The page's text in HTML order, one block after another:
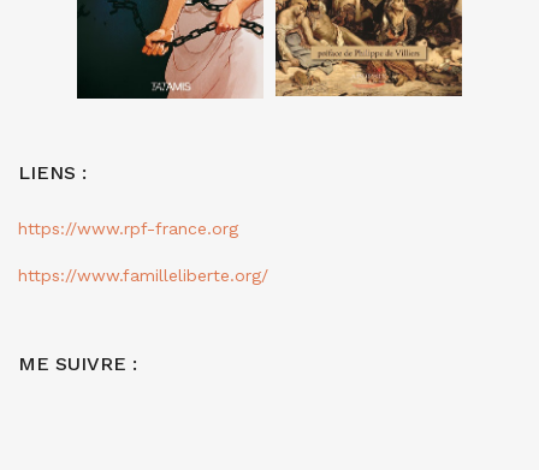
LIENS :
https://www.rpf-france.org
https://www.familleliberte.org/
ME SUIVRE :